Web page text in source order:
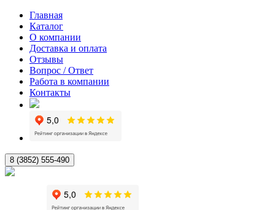
Главная
Каталог
О компании
Доставка и оплата
Отзывы
Вопрос / Ответ
Работа в компании
Контакты
8 (3852) 555-490